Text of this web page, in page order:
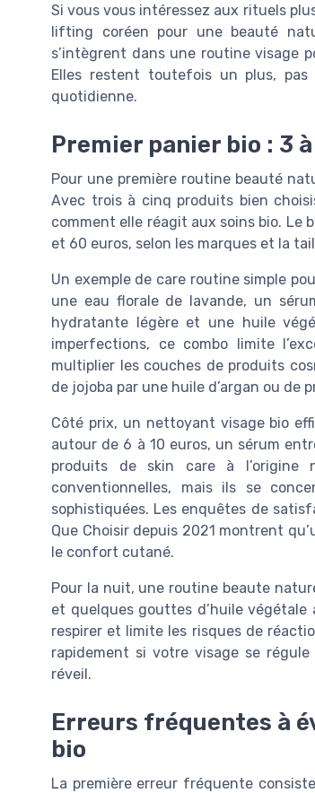
Si vous vous intéressez aux rituels
lifting coréen pour une beauté
s’intègrent dans une routine visage
Elles restent toutefois un plus,
quotidienne.
Premier panier bio : 3
Pour une première routine beauté
Avec trois à cinq produits bien
comment elle réagit aux soins bio. Le
et 60 euros, selon les marques et la
Un exemple de care routine simple
une eau florale de lavande, un
hydratante légère et une huile
imperfections, ce combo limite
multiplier les couches de produits
de jojoba par une huile d’argan ou de
Côté prix, un nettoyant visage bio
autour de 6 à 10 euros, un sérum
produits de skin care à l’origine
conventionnelles, mais ils se
sophistiquées. Les enquêtes de
Que Choisir depuis 2021 montrent
le confort cutané.
Pour la nuit, une routine beaute
et quelques gouttes d’huile
respirer et limite les risques de
rapidement si votre visage se
réveil.
Erreurs fréquentes à
bio
La première erreur fréquente